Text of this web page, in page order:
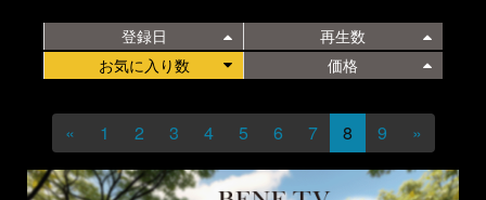
登録日
再生数
お気に入り数
価格
« 1 2 3 4 5 6 7 8 9 »